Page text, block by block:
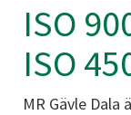
ISO
ISO
MR Gävle